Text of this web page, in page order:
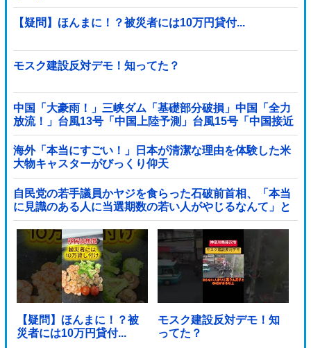
【疑問】ほんまに！？被災者には10万円貸付...
モスク建設反対デモ！知ってた？
中国「大豪雨！」三峡ダム「基礎部分破損」中国「全力
放流！」台風13号「中国上陸予測」台風15号「中国接近
（画像」中国「台風同時上陸！（穀物生産が壊滅危機」
→
海外「本当にすごい！」日本が清潔な理由を体験した米
大物キャスターがびっくり仰天
自民党の若手議員かヤジを食らった石破前首相、「本当
に見識のある人に当選期数の若い人がやじるなんて」と
不満たらたらな様子を見せて……他
【疑問】ほんまに！？被
災者には10万円貸付...
モスク建設反対デモ！知
ってた？